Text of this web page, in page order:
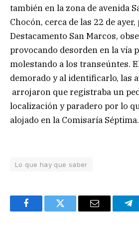
también en la zona de avenida
Chocón, cerca de las 22 de
Destacamento San Marcos,
provocando desorden en la vía
molestando a los transeúntes.
demorado y al identificarlo, las
arrojaron que registraba un
localización y paradero por lo
alojado en la Comisaría Séptima.
Lo que hay que saber
FacebookTwitter Email